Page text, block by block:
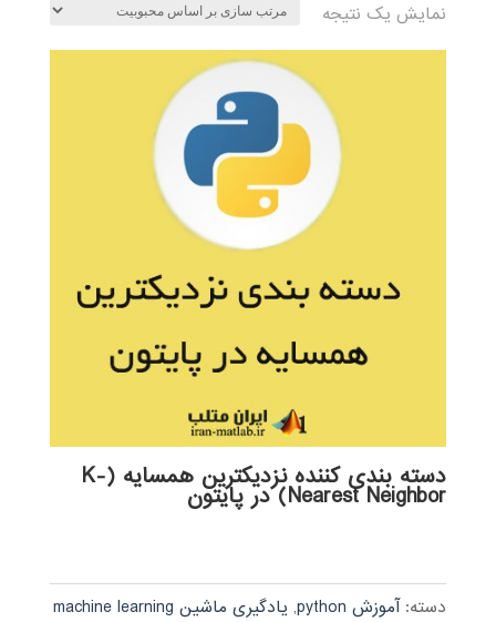
نمایش یک نتیجه
دسته بندی کننده نزدیکترین همسایه (K-
Nearest Neighbor) در پایتون
دسته:آموزش python , یادگیری ماشین machine learning